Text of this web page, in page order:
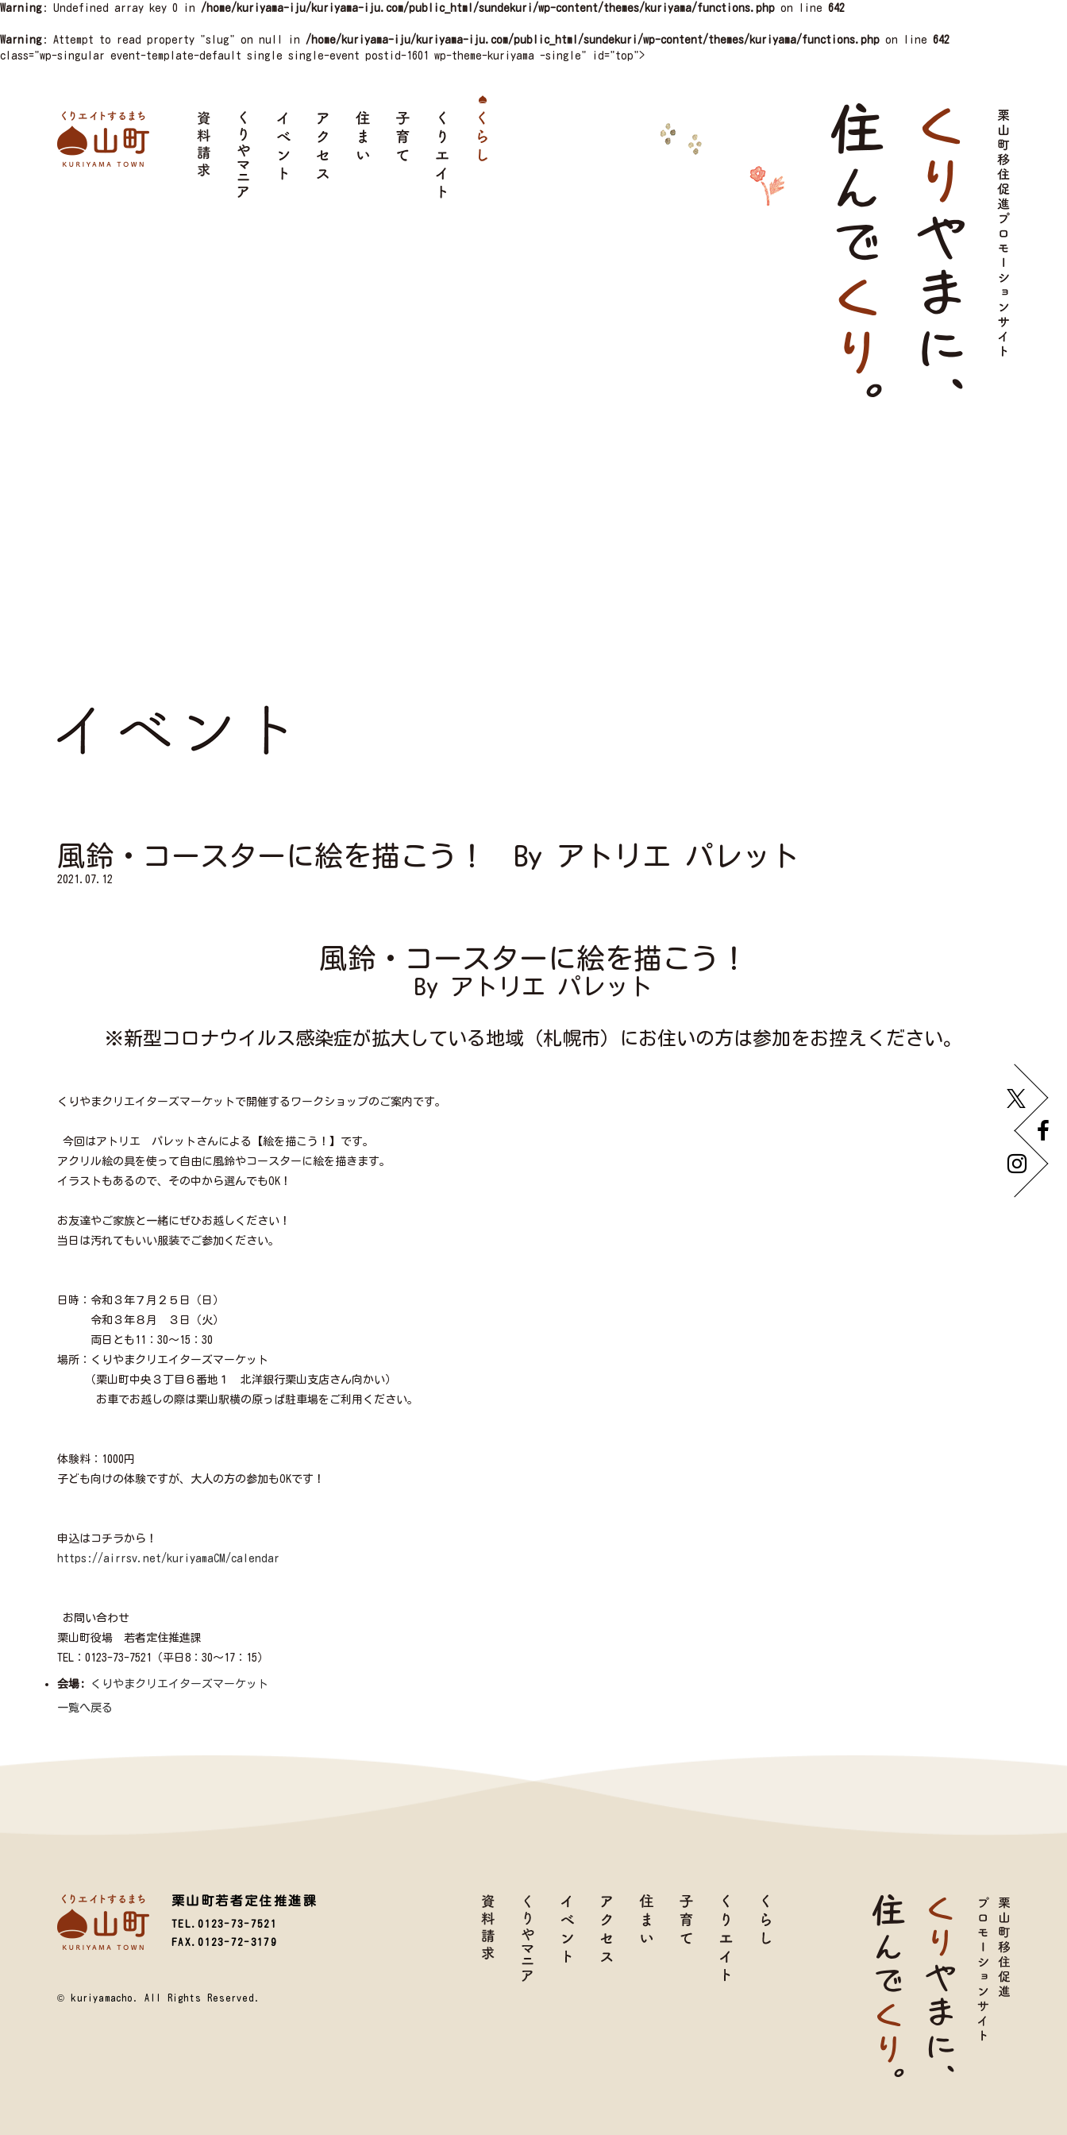
Warning : Undefined array key 0 in /home/kuriyama-iju/kuriyama-iju.com/public_html/sundekuri/wp-content/themes/kuriyama/functions.php on line 642
Warning : Attempt to read property "slug" on null in /home/kuriyama-iju/kuriyama-iju.com/public_html/sundekuri/wp-content/themes/kuriyama/functions.php on line 642
class="wp-singular event-template-default single single-event postid-1601 wp-theme-kuriyama -single" id="top">
栗山町 くりエイト
子育て
住まい
アクセス
イベント
くりやマニア
資料請求
風鈴・コースターに絵を描こう！ By アトリエ パレット
2021.07.12
風鈴・コースターに絵を描こう！
By アトリエ パレット
※新型コロナウイルス感染症が拡大している地域（札幌市）にお住いの方は参加をお控えください。
くりやまクリエイターズマーケットで開催するワークショップのご案内です。
今回はアトリエ パレットさんによる【絵を描こう！】です。
アクリル絵の具を使って自由に風鈴やコースターに絵を描きます。
イラストもあるので、その中から選んでもOK！
お友達やご家族と一緒にぜひお越しください！
当日は汚れてもいい服装でご参加ください。
日時：令和３年７月２５日（日）
令和３年８月 ３日（火）
両日とも11：30～15：30
場所：くりやまクリエイターズマーケット
（栗山町中央３丁目６番地１ 北洋銀行栗山支店さん向かい）
お車でお越しの際は栗山駅横の原っぱ駐車場をご利用ください。
体験料：1000円
子ども向けの体験ですが、大人の方の参加もOKです！
申込はコチラから！
https://airrsv.net/kuriyamaCM/calendar
お問い合わせ
栗山町役場 若者定住推進課
TEL：0123-73-7521（平日8：30～17：15）
会場: くりやまクリエイターズマーケット
一覧へ戻る
栗山町若者定住推進課
TEL.0123-73-7521
FAX.0123-72-3179
© kuriyamacho. All Rights Reserved.